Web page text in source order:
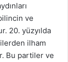
ve
20. yüzyılda
ilham
Bu partiler ve